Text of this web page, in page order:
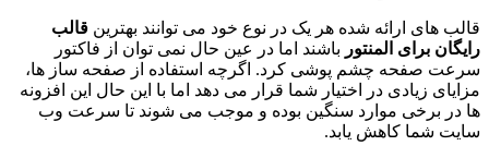
قالب های ارائه شده هر یک در نوع خود می توانند بهترین قالب
رایگان برای المنتور باشند اما در عین حال نمی توان از فاکتور
سرعت صفحه چشم پوشی کرد. اگرچه استفاده از صفحه ساز ها،
مزایای زیادی در اختیار شما قرار می دهد اما با این حال این افزونه
ها در برخی موارد سنگین بوده و موجب می شوند تا سرعت وب
سایت شما کاهش یابد.